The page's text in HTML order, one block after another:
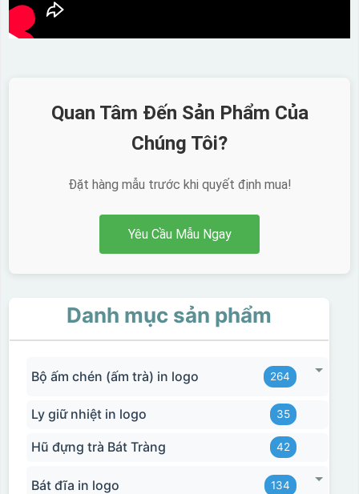
Quan Tâm Đến Sản Phẩm Của
Chúng Tôi?
Đặt hàng mẫu trước khi quyết định mua!
Yêu Cầu Mẫu Ngay
Danh mục sản phẩm
Bộ ấm chén (ấm trà) in logo 264
Ly giữ nhiệt in logo 35
Hũ đựng trà Bát Tràng 42
Bát đĩa in logo 134